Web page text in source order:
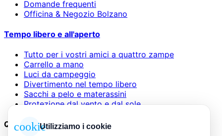
Domande frequenti
Officina & Negozio Bolzano
Tempo libero e all'aperto
Tutto per i vostri amici a quattro zampe
Carrello a mano
Luci da campeggio
Divertimento nel tempo libero
Sacchi a pelo e materassini
Protezione dal vento e dal sole
Questioni legali
cookieUtilizziamo i cookie